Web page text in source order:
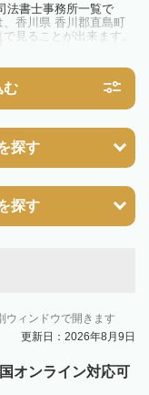
法書士事務所一覧で
香川県 香川郡直島町
見ることが出来ます。
隣の司法書士に相談し
む
探す
探す
ウィンドウで開きます
更新日：2026年8月9日
オンライン対応可